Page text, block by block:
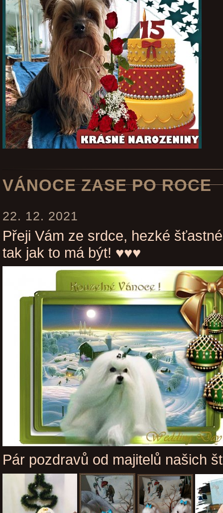
VÁNOCE ZASE PO ROCE
22. 12. 2021
Přeji Vám ze srdce, hezké
tak jak to má být! ♥♥♥
Pár pozdravů od majitelů našich